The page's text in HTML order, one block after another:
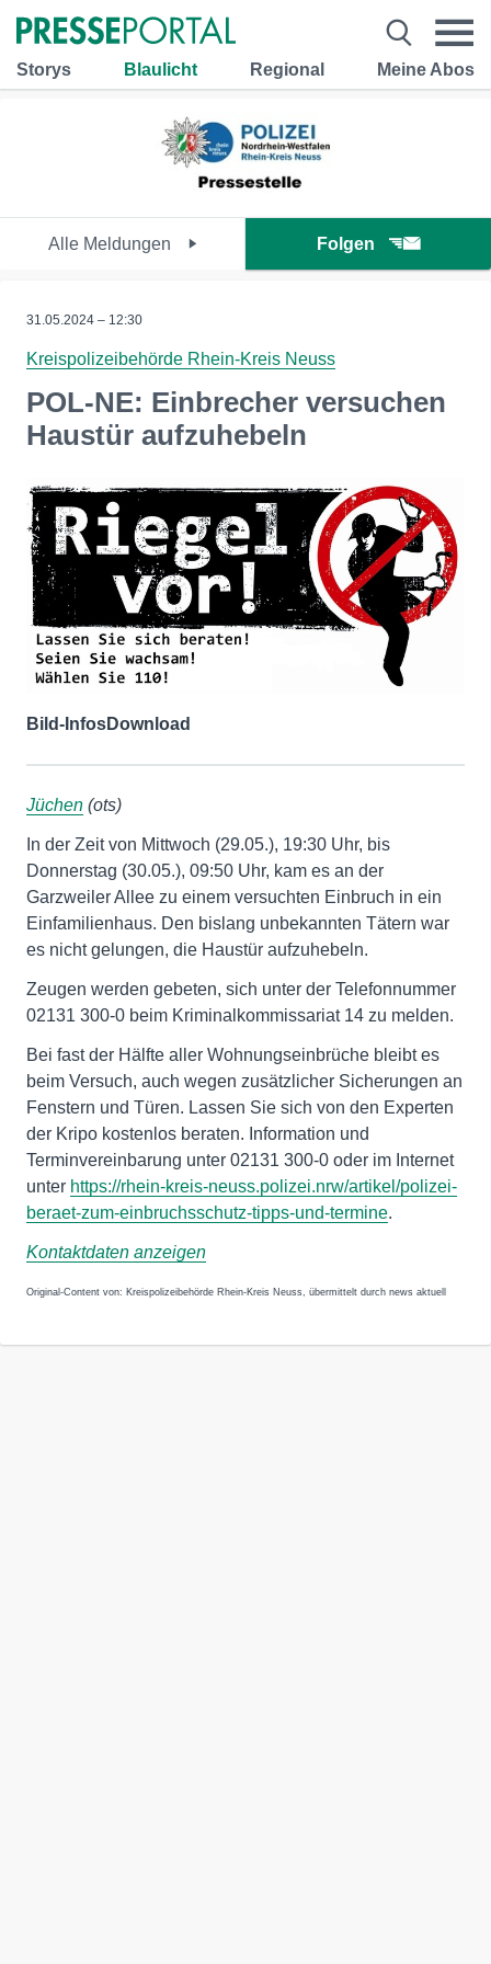
Storys Blaulicht Regional Meine Abos
Alle Meldungen Folgen
31.05.2024 – 12:30
Kreispolizeibehörde Rhein-Kreis Neuss
POL-NE: Einbrecher versuchen
Haustür aufzuhebeln
Bild-InfosDownload
Jüchen (ots)
In der Zeit von Mittwoch (29.05.), 19:30 Uhr, bis
Donnerstag (30.05.), 09:50 Uhr, kam es an der
Garzweiler Allee zu einem versuchten Einbruch in ein
Einfamilienhaus. Den bislang unbekannten Tätern war
es nicht gelungen, die Haustür aufzuhebeln.
Zeugen werden gebeten, sich unter der Telefonnummer
02131 300-0 beim Kriminalkommissariat 14 zu melden.
Bei fast der Hälfte aller Wohnungseinbrüche bleibt es
beim Versuch, auch wegen zusätzlicher Sicherungen an
Fenstern und Türen. Lassen Sie sich von den Experten
der Kripo kostenlos beraten. Information und
Terminvereinbarung unter 02131 300-0 oder im Internet
unter https://rhein-kreis-neuss.polizei.nrw/artikel/polizei-
beraet-zum-einbruchsschutz-tipps-und-termine.
Kontaktdaten anzeigen
Original-Content von: Kreispolizeibehörde Rhein-Kreis Neuss, übermittelt durch news aktuell